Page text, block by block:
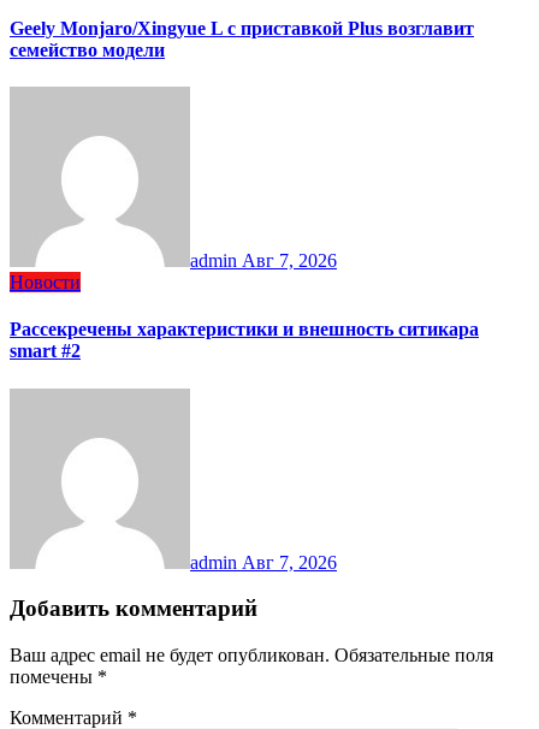
Geely Monjaro/Xingyue L с приставкой Plus возглавит
семейство модели
admin Авг 7, 2026
Новости
Рассекречены характеристики и внешность ситикара
smart #2
admin Авг 7, 2026
Добавить комментарий
Ваш адрес email не будет опубликован. Обязательные поля
помечены *
Комментарий *